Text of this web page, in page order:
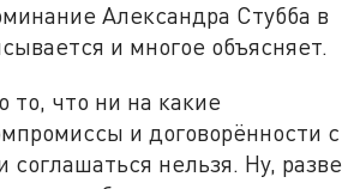
Александра Стубба в
и многое объясняет.
то, что ни на какие
и договорённости с
соглашаться нельзя. Ну, разве